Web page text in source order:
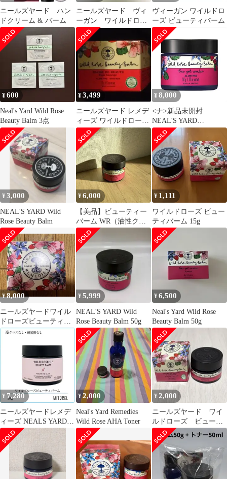
ニールズヤード ハン
ドクリーム & バーム
ニールズヤード ヴィ
ーガン ワイルドロー
ズ ビューティバー
ム 15g
ヴィーガン ワイルドロ
ーズ ビューティバーム
¥600
Neal's Yard Wild Rose
Beauty Balm 3点
¥3,499
ニールズヤード レメデ
ィーズ ワイルドローズ
ビューティバーム 15g
¥ 8,000
<ナ>新品未開封
NEAL'S YARD
REMEDIES(ニールズヤ
ードレメディーズ)ワイ
ルドローズビューティ
バーム50g 使用期限：
2027.04
¥3,000
NEAL'S YARD Wild
Rose Beauty Balm
¥6,000
【美品】ビューティー
バーム WR（油性クリ
ーム）50g
¥ 1,111
ワイルドローズ ビュー
ティバーム 15g
¥8,000
ニールズヤードワイル
ドローズビューティー
バーム 50g
¥5,999
NEAL'S YARD Wild
Rose Beauty Balm 50g
¥6,500
Neal's Yard Wild Rose
Beauty Balm 50g
¥ 7,280
ニールズヤードレメデ
ィーズ NEALS YARD
REMEDIES ワイルドロ
ーズビューティバーム
（クロスなし・個装箱
なし） 50g【225g】誕
生日 プレゼント ギフト
¥2,000
Neal's Yard Remedies
Wild Rose AHA Toner
¥2,000
ニールズヤード ワイ
ルドローズ ビューテ
ィーバーム15g